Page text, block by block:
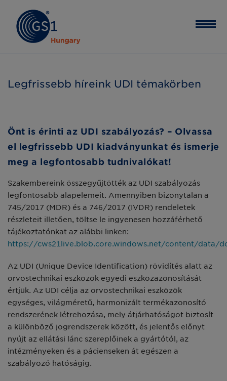
Legfrissebb híreink UDI témakörben
Önt is érinti az UDI szabályozás? – Olvassa
el legfrissebb UDI kiadványunkat és ismerje
meg a legfontosabb tudnivalókat!
Szakembereink összegyűjtötték az UDI szabályozás
legfontosabb alapelemeit. Amennyiben bizonytalan a
745/2017 (MDR) és a 746/2017 (IVDR) rendeletek
részleteit illetően, töltse le ingyenesen hozzáférhető
tájékoztatónkat az alábbi linken:
https://cws21live.blob.core.windows.net/content/data/
Az UDI (Unique Device Identification) rövidítés alatt az
orvostechnikai eszközök egyedi eszközazonosítását
értjük. Az UDI célja az orvostechnikai eszközök
egységes, világméretű, harmonizált termékazonosító
rendszerének létrehozása, mely átjárhatóságot biztosít
a különböző jogrendszerek között, és jelentős előnyt
nyújt az ellátási lánc szereplőinek a gyártótól, az
intézményeken és a pácienseken át egészen a
szabályozó hatóságig.